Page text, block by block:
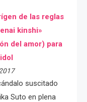
de las reglas
kinshi»
del amor) para
suscitado
Suto en plena